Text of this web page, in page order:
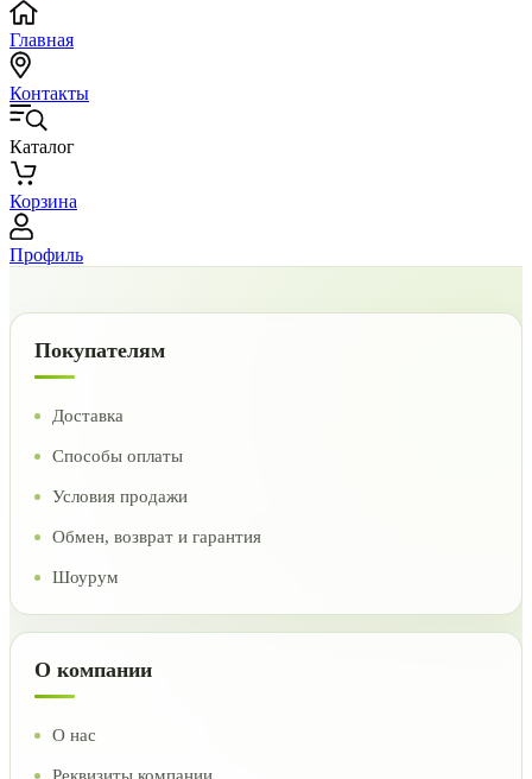
Главная
Контакты
Каталог
Корзина
Профиль
Покупателям
Доставка
Способы оплаты
Условия продажи
Обмен, возврат и гарантия
Шоурум
О компании
О нас